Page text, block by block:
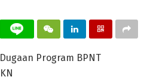
Program BPNT